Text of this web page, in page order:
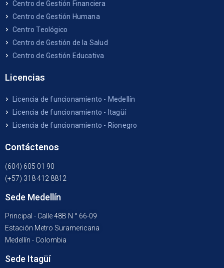
Centro de Gestión Financiera
Centro de Gestión Humana
Centro Teológico
Centro de Gestión de la Salud
Centro de Gestión Educativa
Licencias
Licencia de funcionamiento - Medellín
Licencia de funcionamiento - Itagüí
Licencia de funcionamiento - Rionegro
Contáctenos
(604) 605 01 90
(+57) 318 412 8812
Sede Medellín
Principal - Calle 48B N ° 66-09
Estación Metro Suramericana
Medellín - Colombia
Sede Itagüí